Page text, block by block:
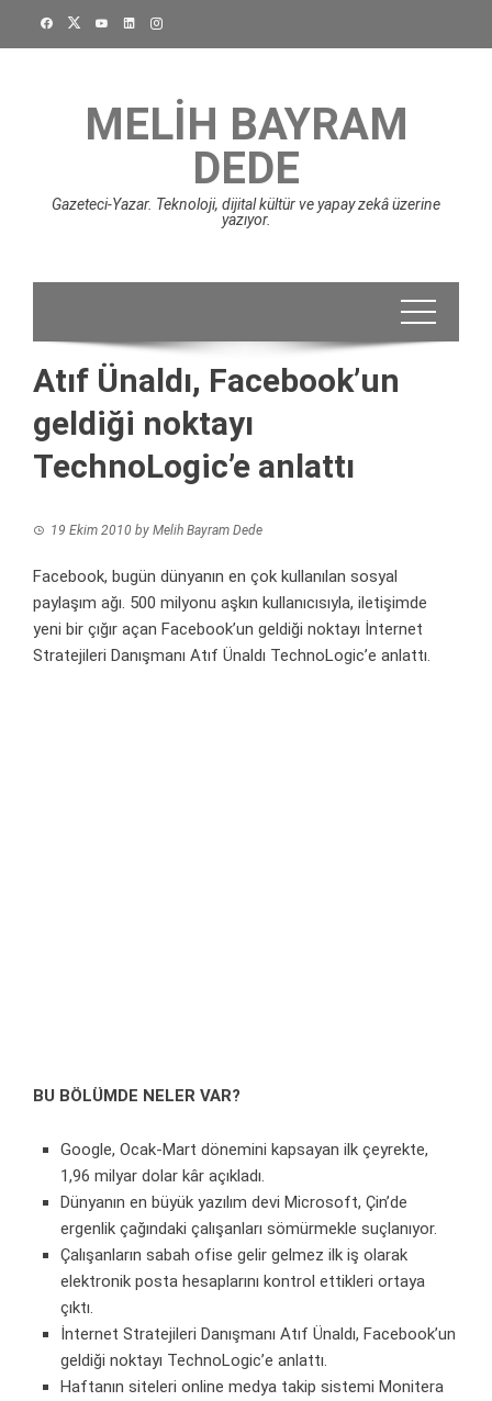
MELIH BAYRAM
DEDE
Gazeteci-Yazar. Teknoloji, dijital kültür ve yapay zekâ üzerine
yazıyor.
Atıf Ünaldı, Facebook’un
geldiği noktayı
TechnoLogic’e anlattı
19 Ekim 2010 by Melih Bayram Dede
Facebook, bugün dünyanın en çok kullanılan sosyal
paylaşım ağı. 500 milyonu aşkın kullanıcısıyla, iletişimde
yeni bir çığır açan Facebook’un geldiği noktayı İnternet
Stratejileri Danışmanı Atıf Ünaldı TechnoLogic’e anlattı.
BU BÖLÜMDE NELER VAR?
Google, Ocak-Mart dönemini kapsayan ilk çeyrekte,
1,96 milyar dolar kâr açıkladı.
Dünyanın en büyük yazılım devi Microsoft, Çin’de
ergenlik çağındaki çalışanları sömürmekle suçlanıyor.
Çalışanların sabah ofise gelir gelmez ilk iş olarak
elektronik posta hesaplarını kontrol ettikleri ortaya
çıktı.
İnternet Stratejileri Danışmanı Atıf Ünaldı, Facebook’un
geldiği noktayı TechnoLogic’e anlattı.
Haftanın siteleri online medya takip sistemi Monitera